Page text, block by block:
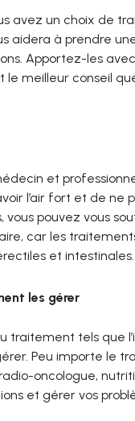
avez un choix de
aidera à prendre
Apportez-les
meilleur conseil
et
l’air fort et de ne
pouvez vous
car les
et intestinales.
les gérer
traitement tels que
Peu importe le
oncologue,
et gérer vos